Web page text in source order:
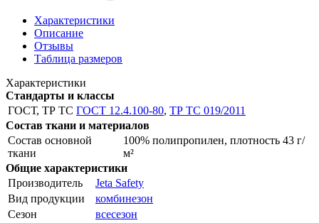
Характеристики
Описание
Отзывы
Таблица размеров
Характеристики
Стандарты и классы
ГОСТ, ТР ТС ГОСТ 12.4.100-80, ТР ТС 019/2011
Состав ткани и материалов
Состав основной
ткани
100% полипропилен, плотность 43 г/
м²
Общие характеристики
Производитель
Jeta Safety
Вид продукции
комбинезон
Сезон
всесезон